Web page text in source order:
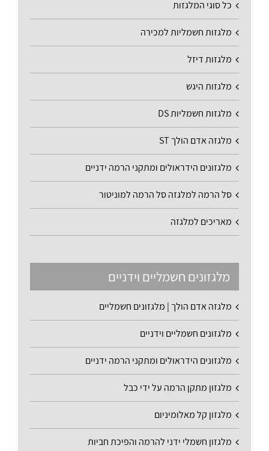
כל סוגי המלגזות
מלגזות חשמליות למכירה
מלגזות דיזל
מלגזות היגש
מלגזות חשמליות DS
מלגזה אדם הולך ST
מלגזונים הידראולים ומתקני הרמה ידניים
סל הרמה למלגזה סל הרמה למוניטור
מאריכים למלגזה
מלגזונים חשמליים וידניים
מלגזה אדם הולך | מלגזונים חשמליים
מלגזונים חשמליים וידניים
מלגזונים הידראולים ומתקני הרמה ידניים
מלגזון מתקן הרמה על ידי כבל
מלגזון קל מאלומיניום
מלגזון חשמלי ידני להרמה והפיכת חביות